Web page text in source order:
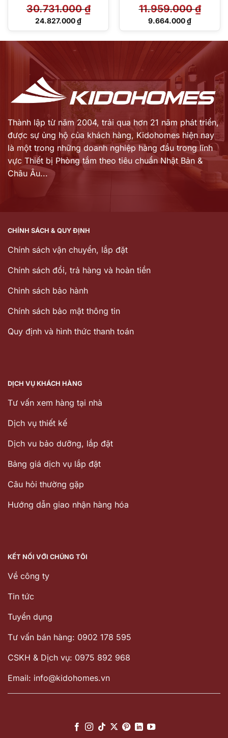
30.731.000₫
Giá
24.827.000₫
Giá
11.959.000₫
Giá
11.959.000 ₫.
9.664.000₫
Giá
9.664.000 ₫.
Thành lập từ năm 2004, trải qua hơn 21 năm phát triển,
được sự ủng hộ của khách hàng, Kidohomes hiện nay
là một trong những doanh nghiệp hàng đầu trong lĩnh
vực Thiết bị Phòng tắm theo tiêu chuẩn Nhật Bản &
Châu Âu...
CHÍNH SÁCH & QUY ĐỊNH
Chính sách vận chuyển, lắp đặt
Chính sách đổi, trả hàng và hoàn tiền
Chinh sách bảo hành
Chính sách bảo mật thông tin
Quy định và hình thức thanh toán
DỊCH VỤ KHÁCH HÀNG
Tư vấn xem hàng tại nhà
Dịch vụ thiết kế
Dịch vu bảo dưỡng, lắp đặt
Bảng giá dịch vụ lắp đặt
Câu hỏi thường gặp
Hướng dẫn giao nhận hàng hóa
KẾT NỐI VỚI CHÚNG TÔI
Về công ty
Tin tức
Tuyển dụng
Tư vấn bán hàng: 0902 178 595
CSKH & Dịch vụ: 0975 892 968
Email: info@kidohomes.vn